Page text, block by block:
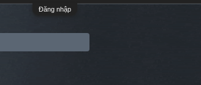
Đăng nhập